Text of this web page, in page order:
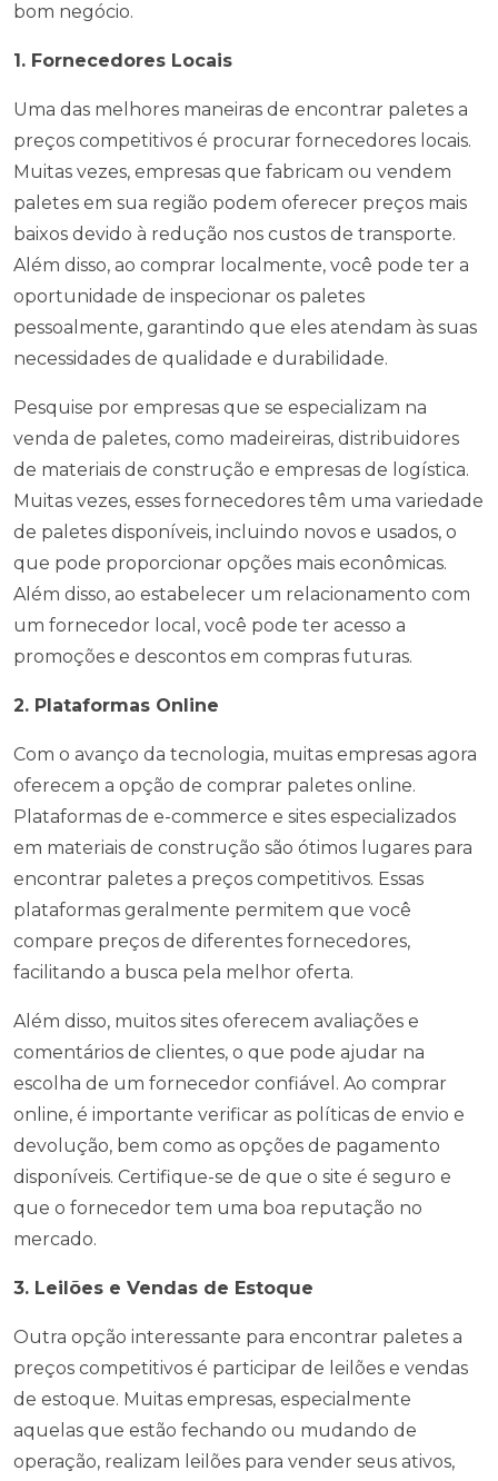
bom negócio.
1. Fornecedores Locais
Uma das melhores maneiras de encontrar paletes a
preços competitivos é procurar fornecedores locais.
Muitas vezes, empresas que fabricam ou vendem
paletes em sua região podem oferecer preços mais
baixos devido à redução nos custos de transporte.
Além disso, ao comprar localmente, você pode ter a
oportunidade de inspecionar os paletes
pessoalmente, garantindo que eles atendam às suas
necessidades de qualidade e durabilidade.
Pesquise por empresas que se especializam na
venda de paletes, como madeireiras, distribuidores
de materiais de construção e empresas de logística.
Muitas vezes, esses fornecedores têm uma variedade
de paletes disponíveis, incluindo novos e usados, o
que pode proporcionar opções mais econômicas.
Além disso, ao estabelecer um relacionamento com
um fornecedor local, você pode ter acesso a
promoções e descontos em compras futuras.
2. Plataformas Online
Com o avanço da tecnologia, muitas empresas agora
oferecem a opção de comprar paletes online.
Plataformas de e-commerce e sites especializados
em materiais de construção são ótimos lugares para
encontrar paletes a preços competitivos. Essas
plataformas geralmente permitem que você
compare preços de diferentes fornecedores,
facilitando a busca pela melhor oferta.
Além disso, muitos sites oferecem avaliações e
comentários de clientes, o que pode ajudar na
escolha de um fornecedor confiável. Ao comprar
online, é importante verificar as políticas de envio e
devolução, bem como as opções de pagamento
disponíveis. Certifique-se de que o site é seguro e
que o fornecedor tem uma boa reputação no
mercado.
3. Leilões e Vendas de Estoque
Outra opção interessante para encontrar paletes a
preços competitivos é participar de leilões e vendas
de estoque. Muitas empresas, especialmente
aquelas que estão fechando ou mudando de
operação, realizam leilões para vender seus ativos,